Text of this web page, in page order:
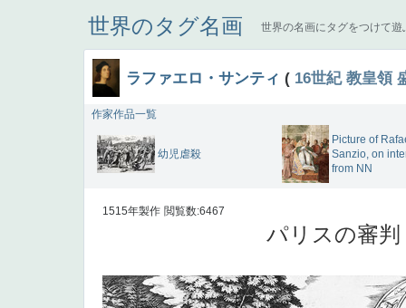
世界のタグ名画 世界の名画にタグをつけて遊
ラファエロ・サンティ ( 16世紀 教皇領
作家作品一覧
幼児虐殺
Picture of
Sanzio, on
from NN
1515年製作 閲覧数:6467
パリスの審